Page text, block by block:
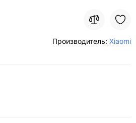
Производитель: Xiaomi